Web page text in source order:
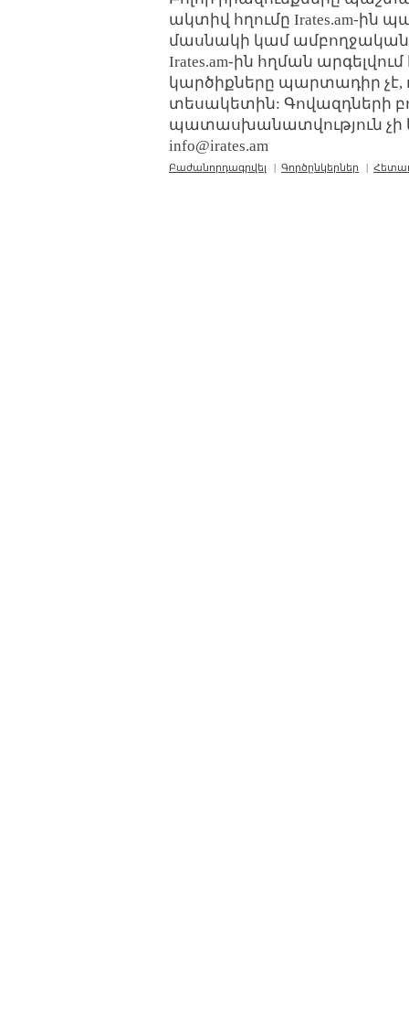
ակտիվ հղումը Irates.am-ին
մասնակի կամ ամբողջական
Irates.am-ին հղման
կարծիքները պարտադիր չէ,
տեսակետին: Գովազդների
պատասխանատվություն չի
info@irates.am
Բաժանորդագրվել | Գործընկերներ |